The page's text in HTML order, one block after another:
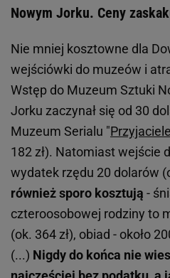
Nowym Jorku. Ceny
Nie mniej kosztowne dla
wejściówki do muzeów i
Wstęp do Muzeum Sztuki
Jorku zaczynał się od 30
Muzeum Serialu "Przyjaciele
182 zł). Natomiast wejście
wydatek rzędu 20 dolarów
również sporo kosztują -
czteroosobowej rodziny to
(ok. 364 zł), obiad - około
(...) Nigdy do końca nie